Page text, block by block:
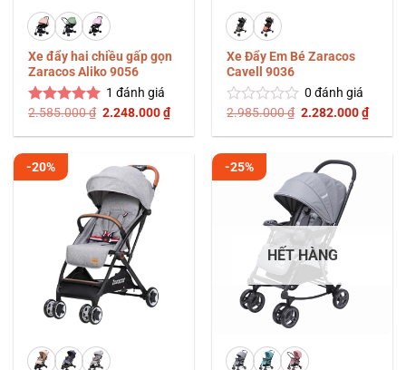
Xe đẩy hai chiều gấp gọn
Zaracos Aliko 9056
Được xếp
1 đánh giá
2.585.000₫ Giá
là:
2.248.000₫Giá
hiện
tại
2.248.000 ₫.
Xe Đẩy Em Bé Zaracos
Cavell 9036
Được
0
5
0 đánh giá
2.985.000₫ Giá
là:
2.282.000₫Giá
hiện
tại
-20% -25%
HẾT HÀNG